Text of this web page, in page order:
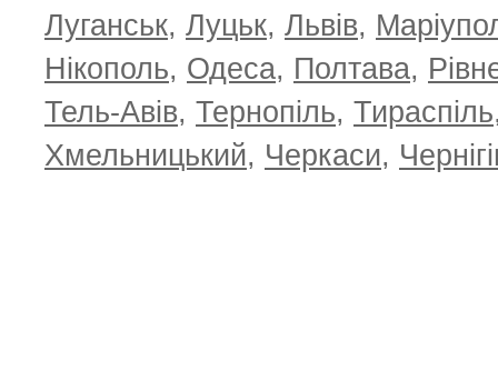
Луганськ, Луцьк, Львів,
Нікополь, Одеса, Полтава,
Тель-Авів, Тернопіль, Тираспіль
Хмельницький, Черкаси,